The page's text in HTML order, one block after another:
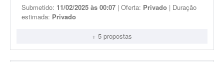
Submetido: 11/02/2025 às 00:07 | Oferta: Privado | Duração
estimada: Privado
+ 5 propostas